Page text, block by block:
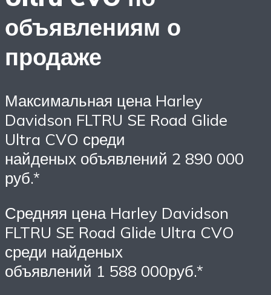
объявлениям о
продаже
Максимальная цена Harley
Davidson FLTRU SE Road Glide
Ultra CVO среди
найденых объявлений 2 890 000
руб.*
Средняя цена Harley Davidson
FLTRU SE Road Glide Ultra CVO
среди найденых
объявлений 1 588 000руб.*